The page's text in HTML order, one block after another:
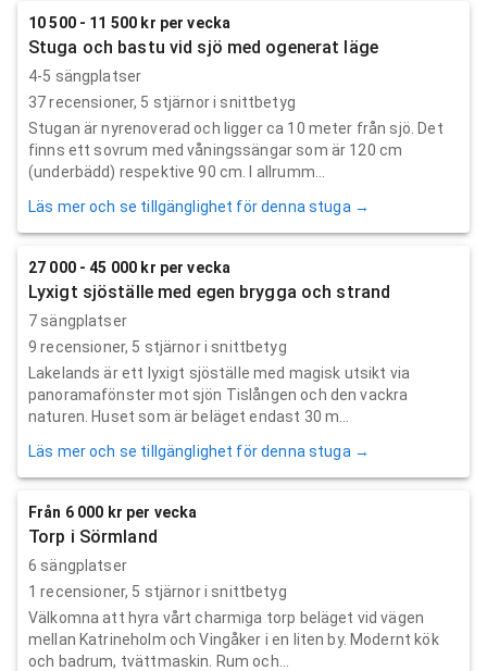
10 500 - 11 500 kr per vecka
Stuga och bastu vid sjö med ogenerat läge
4-5 sängplatser
37recensioner, 5 stjärnor i snittbetyg
Stugan är nyrenoverad och ligger ca 10 meter från sjö. Det
finns ett sovrum med våningssängar som är 120 cm
(underbädd) respektive 90 cm. I allrumm...
Läs mer och se tillgänglighet för denna stuga →
27 000 - 45 000 kr per vecka
Lyxigt sjöställe med egen brygga och strand
7 sängplatser
9 recensioner, 5 stjärnor i snittbetyg
Lakelands är ett lyxigt sjöställe med magisk utsikt via
panoramafönster mot sjön Tislången och den vackra
naturen. Huset som är beläget endast 30 m...
Läs mer och se tillgänglighet för denna stuga →
Från 6 000 kr per vecka
Torp i Sörmland
6 sängplatser
1 recensioner, 5 stjärnor i snittbetyg
Välkomna att hyra vårt charmiga torp beläget vid vägen
mellan Katrineholm och Vingåker i en liten by. Modernt kök
och badrum, tvättmaskin. Rum och...